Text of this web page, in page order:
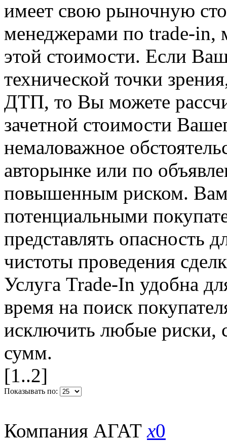
имеет свою рыночную
менеджерами по trade-in,
этой стоимости. Если
технической точки
ДТП, то Вы можете
зачетной стоимости
немаловажное
авторынке или по
повышенным риском. Вам
потенциальными
представлять опасность
чистоты проведения
Услуга Trade-In удобна
время на поиск
исключить любые риски,
сумм.
[1..2]
Показывать по:
Компания АГАТx0